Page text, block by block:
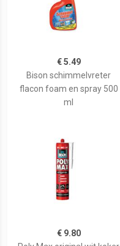
€ 5.49
Bison schimmelvreter
flacon foam en spray 500
ml
€ 9.80